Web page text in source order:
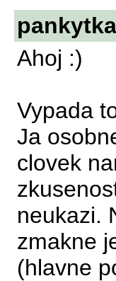
pankytka
Ahoj :)
Vypada
Ja
clovek
neukazi.
zmakne
(hlavne